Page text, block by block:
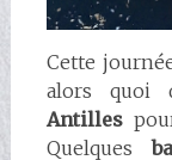
Cette
alors quoi
Antilles
Quelques